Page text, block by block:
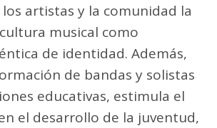
artistas y la comunidad la
musical como
de identidad. Además,
de bandas y solistas
educativas, estimula el
el desarrollo de la juventud,